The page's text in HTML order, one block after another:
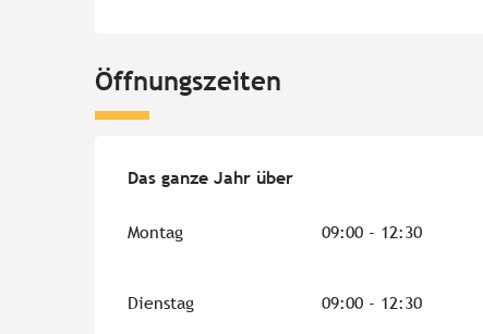
Öffnungszeiten
Das ganze Jahr über
Das ganze Jahr über
Montag 09:00 - 12:30
Dienstag 09:00 - 12:30